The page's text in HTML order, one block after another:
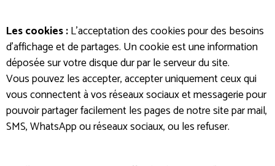
Les cookies :L’acceptation des cookies pour des besoins
d’affichage et de partages. Un cookie est une information
déposée sur votre disque dur par le serveur du site.
Vous pouvez les accepter, accepter uniquement ceux qui
vous connectent à vos réseaux sociaux et messagerie pour
pouvoir partager facilement les pages de notre site par mail,
SMS, WhatsApp ou réseaux sociaux, ou les refuser.